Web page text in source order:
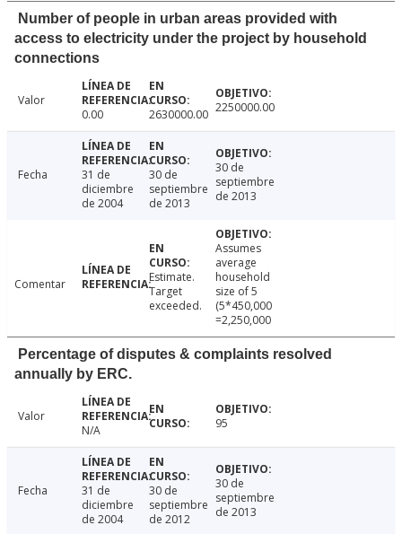
Number of people in urban areas provided with
access to electricity under the project by household
connections
Valor
0.00
2630000.00 2250000.00
Fecha
31 de
diciembre
de 2004
30 de
septiembre
de 2013
30 de
septiembre
de 2013
Comentar
Estimate.
Target
exceeded.
Assumes
average
household
size of 5
(5*450,000
=2,250,000
Percentage of disputes & complaints resolved
annually by ERC.
Valor
N/A
95
Fecha
31 de
diciembre
de 2004
30 de
septiembre
de 2012
30 de
septiembre
de 2013